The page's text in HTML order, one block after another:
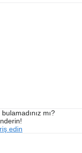
mı?
edin